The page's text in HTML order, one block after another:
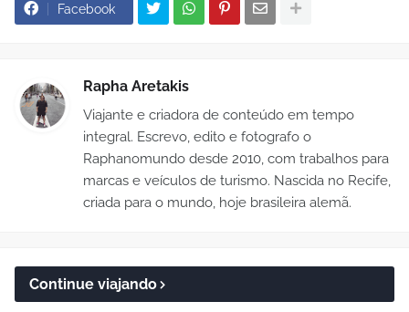
Facebook
Rapha Aretakis
Viajante e criadora de conteúdo em tempo
integral. Escrevo, edito e fotografo o
Raphanomundo desde 2010, com trabalhos para
marcas e veículos de turismo. Nascida no Recife,
criada para o mundo, hoje brasileira alemã.
Continue viajando